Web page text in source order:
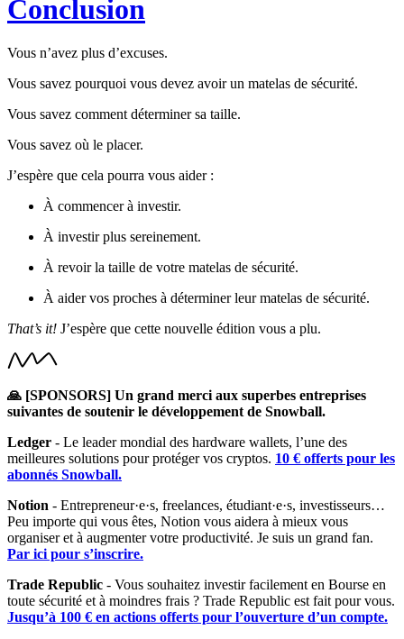
Conclusion
Vous n’avez plus d’excuses.
Vous savez pourquoi vous devez avoir un matelas de sécurité.
Vous savez comment déterminer sa taille.
Vous savez où le placer.
J’espère que cela pourra vous aider :
À commencer à investir.
À investir plus sereinement.
À revoir la taille de votre matelas de sécurité.
À aider vos proches à déterminer leur matelas de sécurité.
That’s it! J’espère que cette nouvelle édition vous a plu.
🙏 [SPONSORS] Un grand merci aux superbes entreprises
suivantes de soutenir le développement de Snowball.
Ledger - Le leader mondial des hardware wallets, l’une des
meilleures solutions pour protéger vos cryptos. 10 € offerts pour les
abonnés Snowball.
Notion - Entrepreneur·e·s, freelances, étudiant·e·s, investisseurs…
Peu importe qui vous êtes, Notion vous aidera à mieux vous
organiser et à augmenter votre productivité. Je suis un grand fan.
Par ici pour s’inscrire.
Trade Republic - Vous souhaitez investir facilement en Bourse en
toute sécurité et à moindres frais ? Trade Republic est fait pour vous.
Jusqu’à 100 € en actions offerts pour l’ouverture d’un compte.